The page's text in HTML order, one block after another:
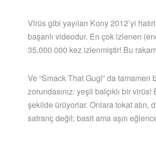
Virüs gibi yayılan Kony 2012’yi
başarılı videodur. En çok izlenen
35.000.000 kez izlenmiştir! Bu
Ve “Smack That Gugl” da tamamen
zorundasınız: yeşil balçıklı bir
şekilde ürüyorlar. Onlara tokat atın,
satranç değil; basit ama aşırı